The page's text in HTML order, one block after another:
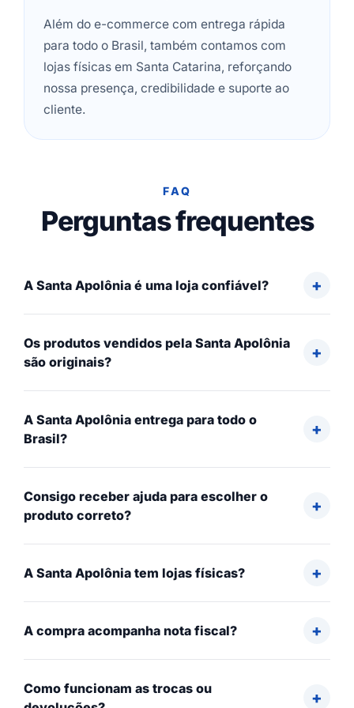
Além do e-commerce com entrega rápida
para todo o Brasil, também contamos com
lojas físicas em Santa Catarina, reforçando
nossa presença, credibilidade e suporte ao
cliente.
FAQ
Perguntas frequentes
A Santa Apolônia é uma loja confiável?
Os produtos vendidos pela Santa Apolônia
são originais?
A Santa Apolônia entrega para todo o
Brasil?
Consigo receber ajuda para escolher o
produto correto?
A Santa Apolônia tem lojas físicas?
A compra acompanha nota fiscal?
Como funcionam as trocas ou